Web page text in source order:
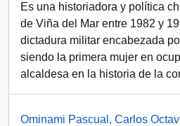
Es una historiadora y política
de Viña del Mar entre 1982 y
dictadura militar encabezada
siendo la primera mujer en
alcaldesa en la historia de la
Ominami Pascual, Carlos